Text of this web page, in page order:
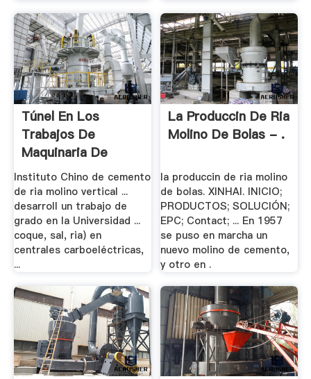
Túnel En Los
Trabajos De
Maquinaria De
Molienda .
Instituto Chino de cemento
de ria molino vertical ...
desarroll un trabajo de
grado en la Universidad ...
coque, sal, ria) en
centrales carboeléctricas,
...
La Produccin De Ria
Molino De Bolas - .
la produccin de ria molino
de bolas. XINHAI. INICIO;
PRODUCTOS; SOLUCIÓN;
EPC; Contact; ... En 1957
se puso en marcha un
nuevo molino de cemento,
y otro en .